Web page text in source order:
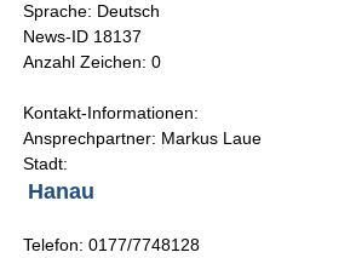
Sprache: Deutsch
News-ID 18137
Anzahl Zeichen: 0
Kontakt-Informationen:
Ansprechpartner: Markus Laue
Stadt:
Hanau
Telefon: 0177/7748128